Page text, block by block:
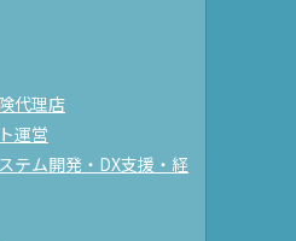
代理店
運営
テム開発・DX支援・経